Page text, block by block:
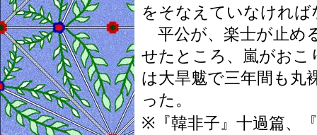
をそなえていなければ
平公が、楽士が止め
せたところ、嵐がおこ
は大旱魃で三年間も丸
った。
※『韓非子』十過篇、